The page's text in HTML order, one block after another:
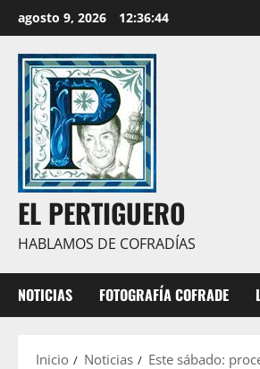
al
contenido
agosto 9, 2026 12:36:45
EL PERTIGUERO
HABLAMOS DE COFRADÍAS
NOTICIAS FOTOGRAFÍA COFRADE
Inicio Noticias Este sábado: